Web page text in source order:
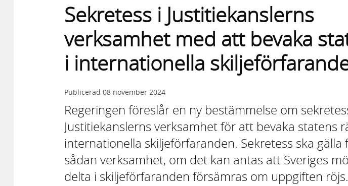
Sekretess i Justitiekanslerns
verksamhet med att bevaka
i internationella
Publicerad 08 november 2024
Regeringen föreslår en ny bestämmelse om
Justitiekanslerns verksamhet för att bevaka statens
internationella skiljeförfaranden. Sekretess ska gälla
sådan verksamhet, om det kan antas att Sveriges
delta i skiljeförfaranden försämras om uppgiften röjs.